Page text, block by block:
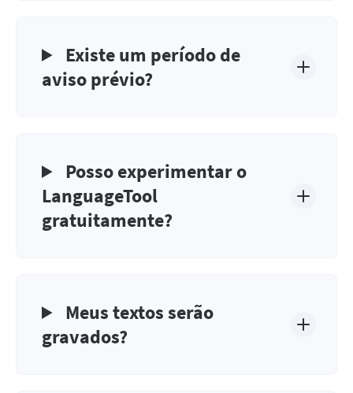
Existe um período de
aviso prévio?
Posso experimentar o
LanguageTool
gratuitamente?
Meus textos serão
gravados?